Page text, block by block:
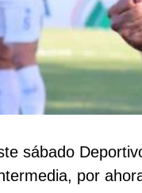
sábado
por